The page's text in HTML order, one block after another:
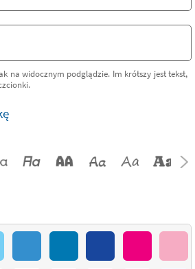
na widocznym podglądzie. Im krótszy jest tekst,